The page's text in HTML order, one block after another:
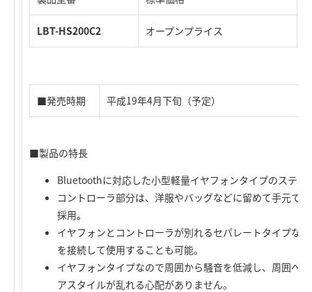
LBT-HS200C2 オープンプライス
■発売時期 平成19年4月下旬（予定）
■製品の特長
Bluetoothに対応した小型軽量イヤフォンタイプのステレ
コントローラ部分は、洋服やバッグなどに留めて手元で
採用。
イヤフォンとコントローラが別れるセパレートタイプな
を接続して使用することも可能。
イヤフォンタイプなので周囲から騒音を低減し、周囲へ
アスタイルが乱れる心配がありません。